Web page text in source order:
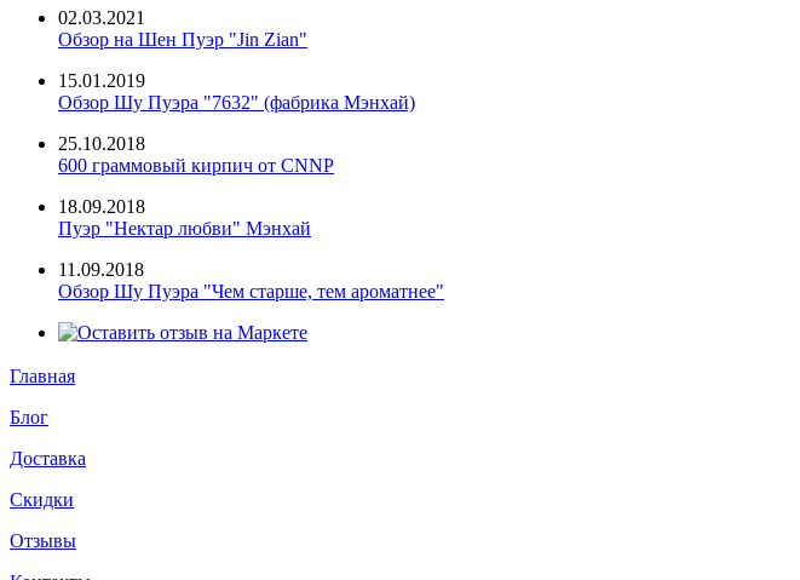
02.03.2021
Обзор на Шен Пуэр "Jin Zian"
15.01.2019
Обзор Шу Пуэра "7632" (фабрика Мэнхай)
25.10.2018
600 граммовый кирпич от CNNP
18.09.2018
Пуэр "Нектар любви" Мэнхай
11.09.2018
Обзор Шу Пуэра "Чем старше, тем ароматнее"
Главная
Блог
Доставка
Скидки
Отзывы